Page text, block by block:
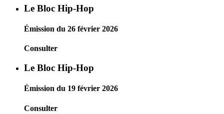
Le Bloc Hip-Hop
Émission du 26 février 2026
Consulter
Le Bloc Hip-Hop
Émission du 19 février 2026
Consulter